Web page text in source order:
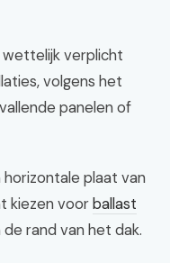
wettelijk verplicht
volgens het
panelen of
plaat van
kiezen voorballast
de rand van het dak.